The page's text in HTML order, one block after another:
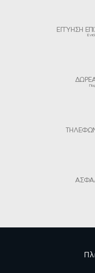
ΕΓΓΥΗΣΗ